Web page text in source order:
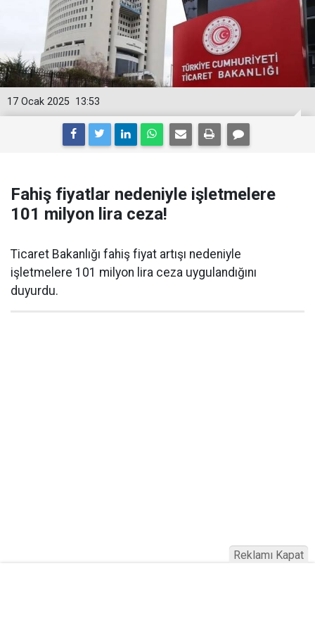
13:53
17 Ocak 2025
Fahiş fiyatlar nedeniyle işletmelere
101 milyon lira ceza!
Ticaret Bakanlığı fahiş fiyat artışı nedeniyle
işletmelere 101 milyon lira ceza uygulandığını
duyurdu.
Reklamı Kapat